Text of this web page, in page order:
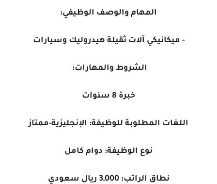
المهام والوصف الوظيفي:
- ميكانيكي آلات ثقيلة هيدروليك وسيارات
الشروط والمهارات:
خبرة 8 سنوات
اللغات المطلوبة للوظيفة: الإنجليزية-ممتاز
نوع الوظيفة: دوام كامل
نطاق الراتب: 3,000 ريال سعودي